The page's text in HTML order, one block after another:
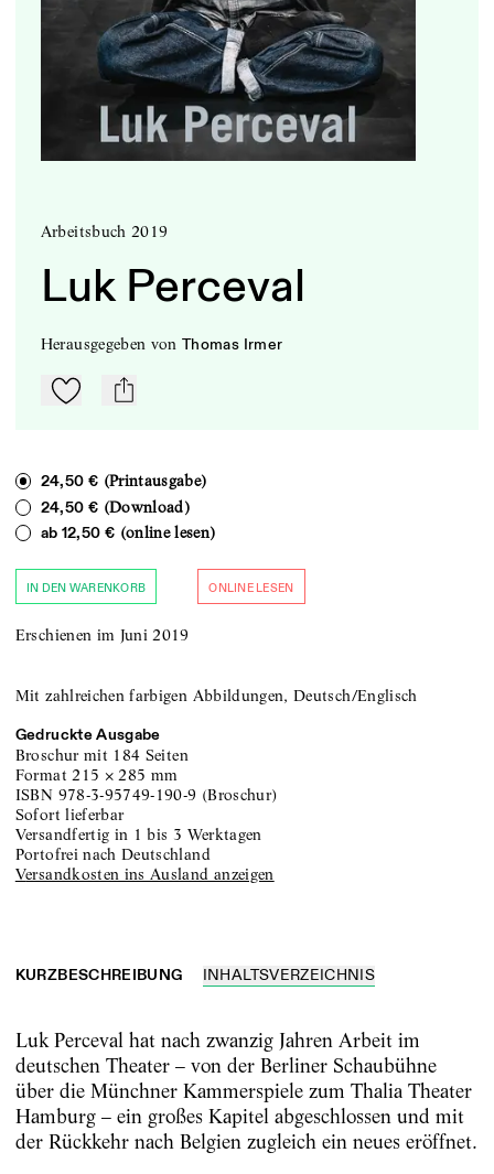
Arbeitsbuch 2019
Luk Perceval
herausgegeben von Thomas Irmer
Zu Mein-TdZ hinzufügen
mail
24,50 € (Printausgabe)
24,50 € (Download)
ab 12,50 € (online lesen)
IN DEN WARENKORB ONLINE LESEN
Erschienen im Juni 2019
Mit zahlreichen farbigen Abbildungen, Deutsch/Englisch
Gedruckte Ausgabe
Broschur mit 184 Seiten
Format215 ×285 mm
ISBN 978-3-95749-190-9 (Broschur)
sofort lieferbar
versandfertig in 1 bis 3 Werktagen
portofrei nach Deutschland
Versandkosten ins Ausland anzeigen
KURZBESCHREIBUNG INHALTSVERZEICHNIS
Luk Perceval hat nach zwanzig Jahren Arbeit im
deutschen Theater – von der Berliner Schaubühne
über die Münchner Kammerspiele zum Thalia Theater
Hamburg – ein großes Kapitel abgeschlossen und mit
der Rückkehr nach Belgien zugleich ein neues eröffnet.